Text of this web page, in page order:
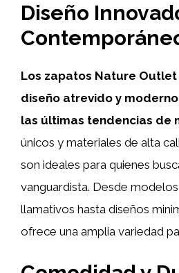
Diseño
Los zapatos Nature
diseño atrevido y
las últimas tendencias de
únicos y materiales de alta
son ideales para quienes
vanguardista. Desde
llamativos hasta diseños
ofrece una amplia variedad